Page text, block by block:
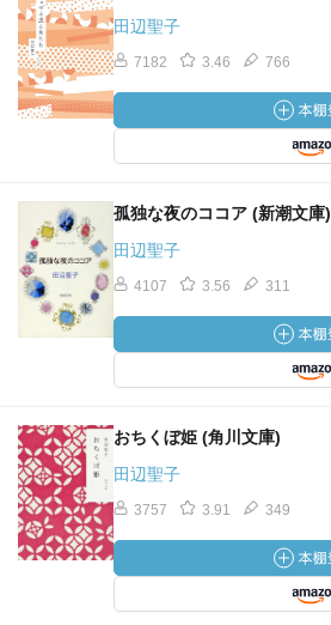
田辺聖子
7182 3.46 766
孤独な夜のココア (新潮文庫)
田辺聖子
4107 3.56 311
おちくぼ姫 (角川文庫)
田辺聖子
3757 3.91 349